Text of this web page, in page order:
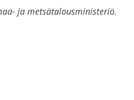
ja metsätalousministeriö.